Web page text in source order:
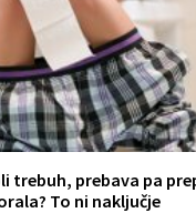
trebuh, prebava pa
To ni naključje